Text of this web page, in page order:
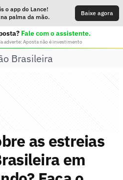
o app do Lance!
palma da mão.
Baixe agora
Fale com o assistente.
adverte: Aposta não é investimento
Brasileira
as estreias
em